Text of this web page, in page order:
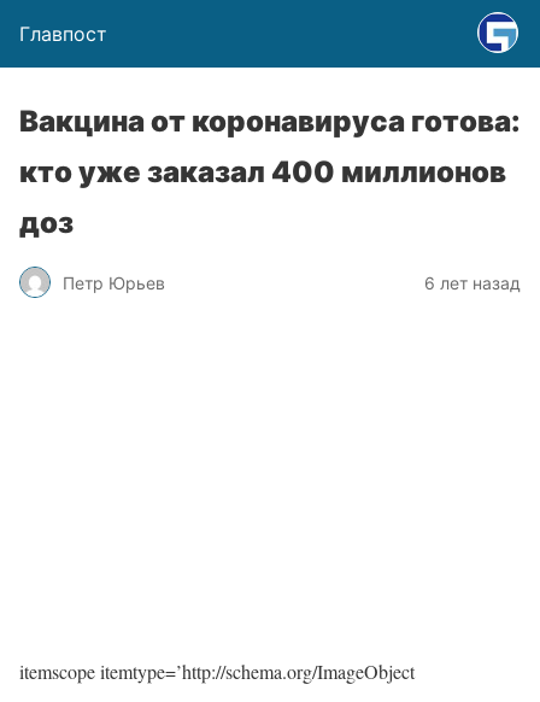
Главпост
Вакцина от коронавируса готова:
кто уже заказал 400 миллионов
доз
Петр Юрьев 6 лет назад
itemscope itemtype=’http://schema.org/ImageObject